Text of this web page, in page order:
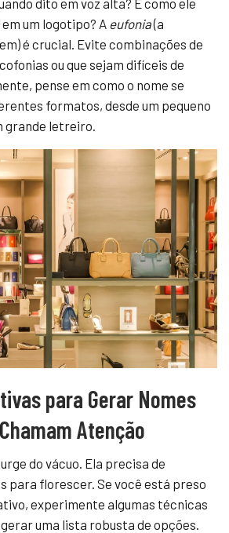
dito em voz alta? E como ele
um logotipo? A eufonia(a
é crucial. Evite combinações de
ou que sejam difíceis de
pense em como o nome se
formatos, desde um pequeno
grande letreiro.
para Gerar Nomes
Atenção
do vácuo. Ela precisa de
para florescer. Se você está preso
experimente algumas técnicas
uma lista robusta de opções.